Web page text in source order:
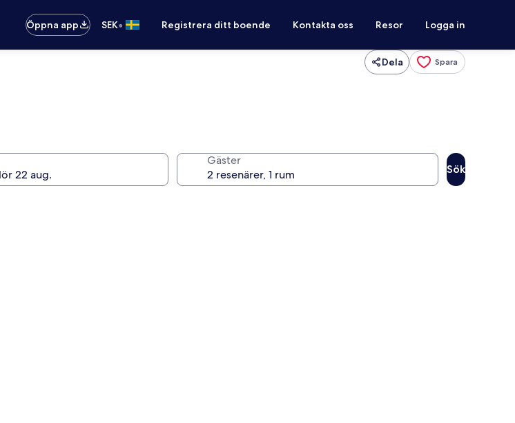
Öppna app SEK• Registrera ditt boende Kontakta oss Resor Logga in
Dela Spara
Gäster
Sök